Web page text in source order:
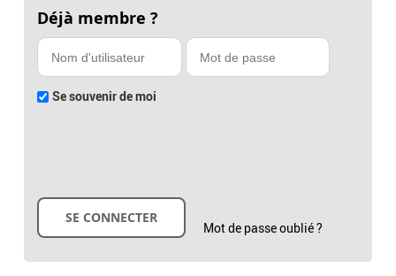
Déjà membre ?
Se souvenir de moi
Mot de passe oublié ?